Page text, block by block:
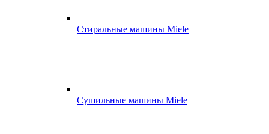
Стиральные машины Miele
Сушильные машины Miele